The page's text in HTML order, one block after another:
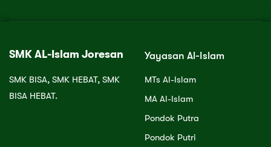
SMK AL-Islam Joresan
SMK BISA, SMK HEBAT, SMK
BISA HEBAT.
Yayasan Al-Islam
MTs Al-Islam
MA Al-Islam
Pondok Putra
Pondok Putri